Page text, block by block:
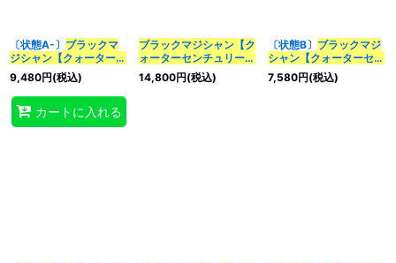
カテゴリ:
特集:
〔状態A-〕 ブラックマ
ジシャン【クォーターセ
ンチュリーシークレッ
ト】{QCCU-JP001}
《モンスター》
9,480円(税込)
カートに入れる
ブラックマジシャン【ク
ォーターセンチュリーシ
ークレット】{QCCU-
JP001}《モンスター》
14,800円(税込)
〔状態B〕 ブラックマジ
シャン【クォーターセン
チュリーシークレット】
{QCCU-JP001}
7,580円(税込)